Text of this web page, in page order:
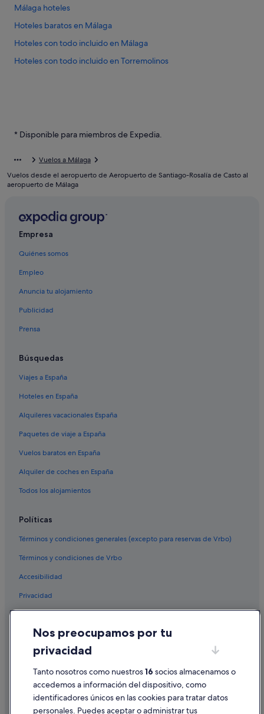
Málaga hoteles
Hoteles baratos en Málaga
Hoteles con todo incluido en Málaga
Hoteles con todo incluido en Torremolinos
* Disponible para miembros de Expedia.
Vuelos a Málaga
Vuelos desde el aeropuerto de Aeropuerto de Santiago-Rosalía de Casto al
aeropuerto de Málaga
Empresa
Quiénes somos
Empleo
Anuncia tu alojamiento
Publicidad
Prensa
Búsquedas
Viajes a España
Hoteles en España
Alquileres vacacionales España
Paquetes de viaje a España
Vuelos baratos en España
Alquiler de coches en España
Todos los alojamientos
Políticas
Términos y condiciones generales (excepto para reservas de Vrbo)
Términos y condiciones de Vrbo
Accesibilidad
Privacidad
Condiciones de uso
Información legal/contacto
Pautas sobre el contenido y cómo denunciar contenido
Ayuda
Nos preocupamos por tu
privacidad
Tanto nosotros como nuestros16 socios almacenamos o
accedemos a información del dispositivo, como
identificadores únicos en las cookies para tratar datos
personales. Puedes aceptar o administrar tus